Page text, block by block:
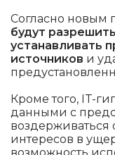
Согласно новым
будут
устанавливать
источников и
Кроме того, IT-
данными с
воздерживаться
интересов в